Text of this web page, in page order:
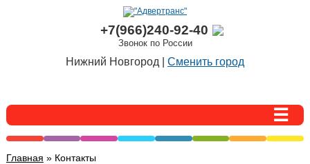
+7(966)240-92-40
Звонок по России
Нижний Новгород | Сменить город
Главная » Контакты